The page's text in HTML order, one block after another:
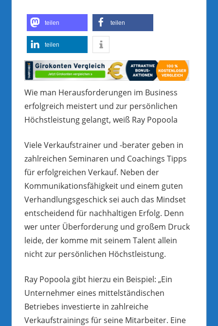
teilen teilen
teilen
Wie man Herausforderungen im Business
erfolgreich meistert und zur persönlichen
Höchstleistung gelangt, weiß Ray Popoola
Viele Verkaufstrainer und -berater geben in
zahlreichen Seminaren und Coachings Tipps
für erfolgreichen Verkauf. Neben der
Kommunikationsfähigkeit und einem guten
Verhandlungsgeschick sei auch das Mindset
entscheidend für nachhaltigen Erfolg. Denn
wer unter Überforderung und großem Druck
leide, der komme mit seinem Talent allein
nicht zur persönlichen Höchstleistung.
Ray Popoola gibt hierzu ein Beispiel: „Ein
Unternehmer eines mittelständischen
Betriebes investierte in zahlreiche
Verkaufstrainings für seine Mitarbeiter. Eine